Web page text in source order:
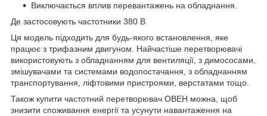
Виключається вплив перевантажень на обладнання.
Де застосовують частотники 380 В
Ця модель підходить для будь-якого встановлення, яке
працює з трифазним двигуном. Найчастіше перетворювачі
використовують з обладнанням для вентиляції, з димососами,
змішувачами та системами водопостачання, з обладнанням
транспортування, ліфтовими пристроями, верстатами тощо.
Також купити частотний перетворювач ОВЕН можна, щоб
знизити споживання енергії та усунути навантаження на